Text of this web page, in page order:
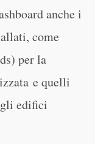
anche i
come
per la
e quelli
edifici